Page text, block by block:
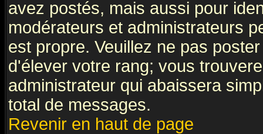
avez postés, mais aussi pour
modérateurs et administrateurs
est propre. Veuillez ne pas
d'élever votre rang; vous
administrateur qui abaissera
total de messages.
Revenir en haut de page